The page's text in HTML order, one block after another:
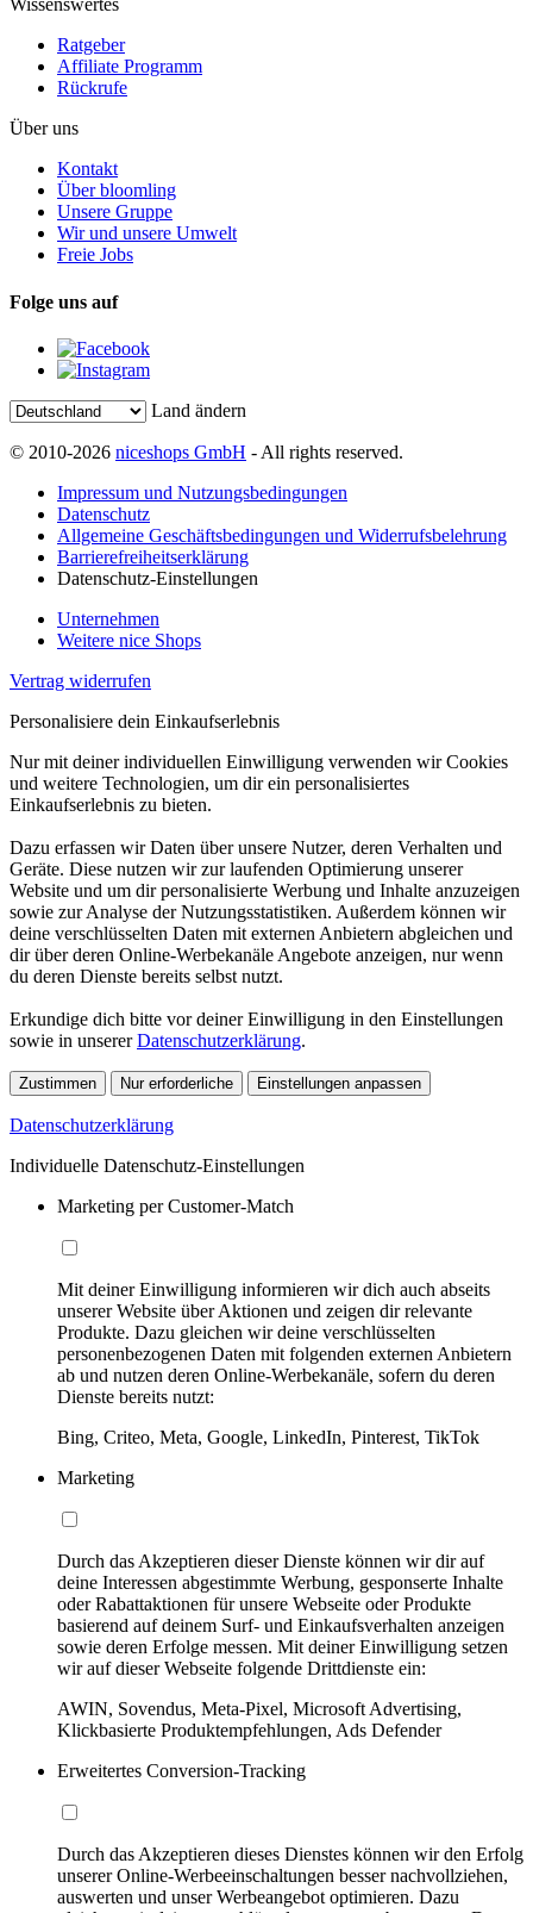
Wissenswertes
Ratgeber
Affiliate Programm
Rückrufe
Über uns
Kontakt
Über bloomling
Unsere Gruppe
Wir und unsere Umwelt
Freie Jobs
Folge uns auf
Land ändern
© 2010-2026 niceshops GmbH - All rights reserved.
Impressum und Nutzungsbedingungen
Datenschutz
Allgemeine Geschäftsbedingungen und Widerrufsbelehrung
Barrierefreiheitserklärung
Datenschutz-Einstellungen
Unternehmen
Weitere nice Shops
Vertrag widerrufen
Personalisiere dein Einkaufserlebnis
Nur mit deiner individuellen Einwilligung verwenden wir Cookies
und weitere Technologien, um dir ein personalisiertes
Einkaufserlebnis zu bieten.
Dazu erfassen wir Daten über unsere Nutzer, deren Verhalten und
Geräte. Diese nutzen wir zur laufenden Optimierung unserer
Website und um dir personalisierte Werbung und Inhalte anzuzeigen
sowie zur Analyse der Nutzungsstatistiken. Außerdem können wir
deine verschlüsselten Daten mit externen Anbietern abgleichen und
dir über deren Online-Werbekanäle Angebote anzeigen, nur wenn
du deren Dienste bereits selbst nutzt.
Erkundige dich bitte vor deiner Einwilligung in den Einstellungen
sowie in unsererDatenschutzerklärung.
Zustimmen Nur erforderliche Einstellungen anpassen
Datenschutzerklärung
Individuelle Datenschutz-Einstellungen
Marketing per Customer-Match
Mit deiner Einwilligung informieren wir dich auch abseits
unserer Website über Aktionen und zeigen dir relevante
Produkte. Dazu gleichen wir deine verschlüsselten
personenbezogenen Daten mit folgenden externen Anbietern
ab und nutzen deren Online-Werbekanäle, sofern du deren
Dienste bereits nutzt:
Bing, Criteo, Meta, Google, LinkedIn, Pinterest, TikTok
Marketing
Durch das Akzeptieren dieser Dienste können wir dir auf
deine Interessen abgestimmte Werbung, gesponserte Inhalte
oder Rabattaktionen für unsere Webseite oder Produkte
basierend auf deinem Surf- und Einkaufsverhalten anzeigen
sowie deren Erfolge messen. Mit deiner Einwilligung setzen
wir auf dieser Webseite folgende Drittdienste ein:
AWIN, Sovendus, Meta-Pixel, Microsoft Advertising,
Klickbasierte Produktempfehlungen, Ads Defender
Erweitertes Conversion-Tracking
Durch das Akzeptieren dieses Dienstes können wir den Erfolg
unserer Online-Werbeeinschaltungen besser nachvollziehen,
auswerten und unser Werbeangebot optimieren. Dazu